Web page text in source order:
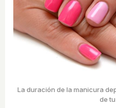
La duración de la manicura
de